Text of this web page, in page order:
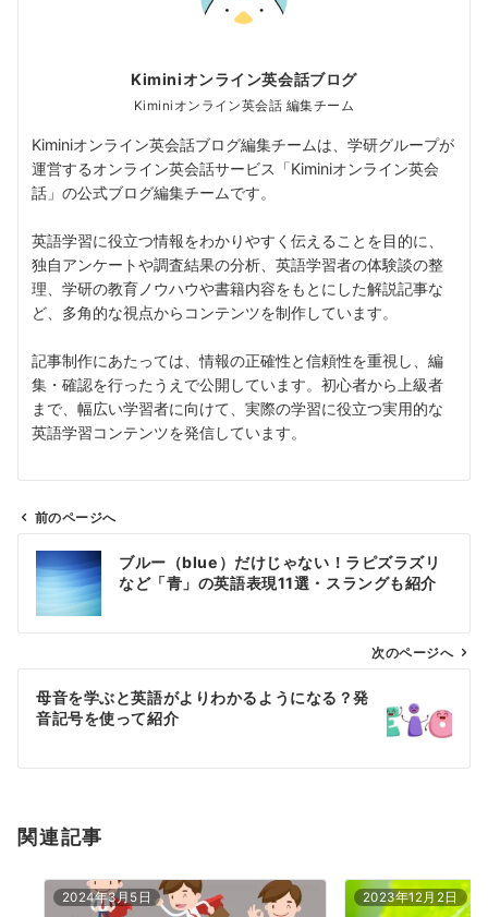
Kiminiオンライン英会話ブログ
Kiminiオンライン英会話 編集チーム
Kiminiオンライン英会話ブログ編集チームは、学研グループが
運営するオンライン英会話サービス「Kiminiオンライン英会
話」の公式ブログ編集チームです。
英語学習に役立つ情報をわかりやすく伝えることを目的に、
独自アンケートや調査結果の分析、英語学習者の体験談の整
理、学研の教育ノウハウや書籍内容をもとにした解説記事な
ど、多角的な視点からコンテンツを制作しています。
記事制作にあたっては、情報の正確性と信頼性を重視し、編
集・確認を行ったうえで公開しています。初心者から上級者
まで、幅広い学習者に向けて、実際の学習に役立つ実用的な
英語学習コンテンツを発信しています。
ビ
ン
前のページへ
ブルー（blue）だけじゃない！ラピズラズリ
など「青」の英語表現11選・スラングも紹介
次のページへ
母音を学ぶと英語がよりわかるようになる？発
音記号を使って紹介
関連記事
2024年3月5日 2023年12月2日